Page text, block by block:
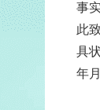
事
此
具
年